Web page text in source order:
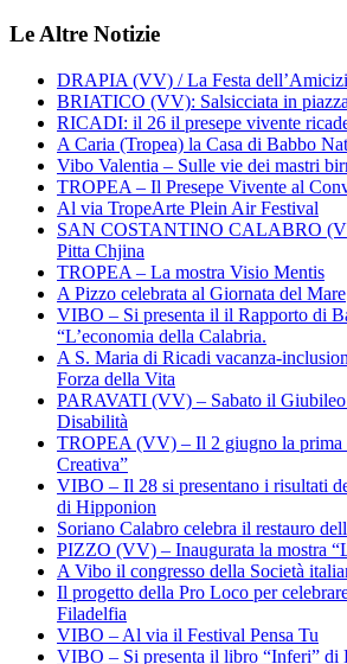
Le Altre Notizie
DRAPIA (VV) / La Festa
BRIATICO (VV): Salsicciata in
RICADI: il 26 il presepe vivente
A Caria (Tropea) la Casa di Babbo
Vibo Valentia – Sulle vie dei mastri
TROPEA – Il Presepe Vivente al
Al via TropeArte Plein Air Festival
SAN COSTANTINO CALABRO
Pitta Chjina
TROPEA – La mostra Visio Mentis
A Pizzo celebrata al Giornata del Mare
VIBO – Si presenta il il Rapporto di
“L’economia della Calabria.
A S. Maria di Ricadi vacanza-
Forza della Vita
PARAVATI (VV) – Sabato il Giubileo
Disabilità
TROPEA (VV) – Il 2 giugno la prima
Creativa”
VIBO – Il 28 si presentano i risultati
di Hipponion
Soriano Calabro celebra il restauro
PIZZO (VV) – Inaugurata la mostra
A Vibo il congresso della Società
Il progetto della Pro Loco per
Filadelfia
VIBO – Al via il Festival Pensa Tu
VIBO – Si presenta il libro “Inferi” di